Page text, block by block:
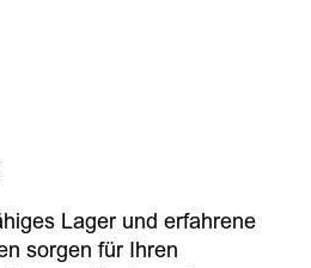
Lager und erfahrene
sorgen für Ihren